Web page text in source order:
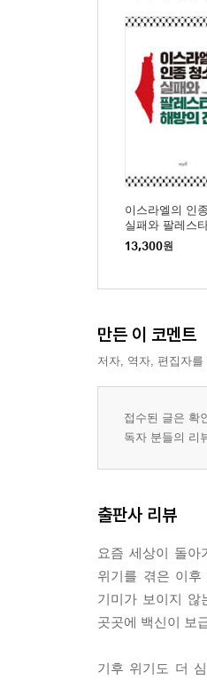
이스라엘의 인
실패와 팔레스
방의 전망
13,300원
만든 이 코멘트
저자, 역자, 편집자
접수된 글은 확
독자 분들의 리
출판사 리뷰
요즘 세상이 돌
위기를 겪은 이
기미가 보이지 않
곳곳에 백신이 보
기후 위기도 더